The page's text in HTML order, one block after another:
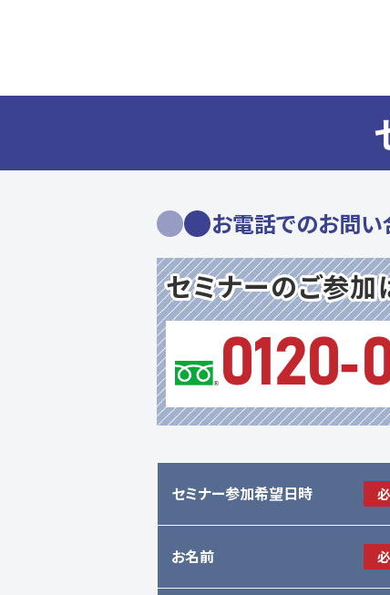
お電話でのお問い
セミナーのご参加
0120-
セミナー参加希望日時
お名前